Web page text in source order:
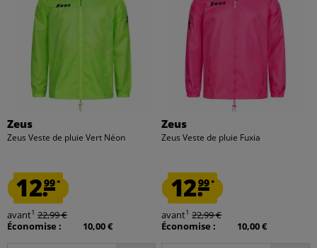
Zeus
Zeus Veste de pluie Vert Néon
12.99*
avant1 22,99 €
Économise :
10,00 €
Zeus
Zeus Veste de pluie Fuxia
12.99*
avant1 22,99 €
Économise :
10,00 €